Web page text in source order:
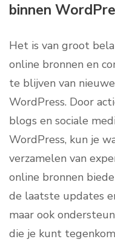
binnen
Het is van groot
online bronnen en
te blijven van
WordPress. Door
blogs en sociale
WordPress, kun je
verzamelen van
online bronnen
de laatste updates
maar ook
die je kunt